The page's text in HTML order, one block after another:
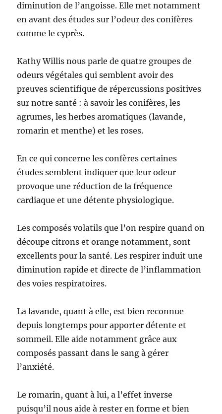
diminution de l’angoisse. Elle met notamment
en avant des études sur l’odeur des conifères
comme le cyprès.
Kathy Willis nous parle de quatre groupes de
odeurs végétales qui semblent avoir des
preuves scientifique de répercussions positives
sur notre santé : à savoir les conifères, les
agrumes, les herbes aromatiques (lavande,
romarin et menthe) et les roses.
En ce qui concerne les confères certaines
études semblent indiquer que leur odeur
provoque une réduction de la fréquence
cardiaque et une détente physiologique.
Les composés volatils que l’on respire quand on
découpe citrons et orange notamment, sont
excellents pour la santé. Les respirer induit une
diminution rapide et directe de l’inflammation
des voies respiratoires.
La lavande, quant à elle, est bien reconnue
depuis longtemps pour apporter détente et
sommeil. Elle aide notamment grâce aux
composés passant dans le sang à gérer
l’anxiété.
Le romarin, quant à lui, a l’effet inverse
puisqu’il nous aide à rester en forme et bien